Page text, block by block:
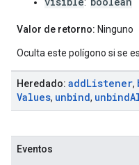
Valor de retorno: Ninguno
Oculta este polígono si se
Heredado: addListener,
Values, unbind, unbind
Eventos